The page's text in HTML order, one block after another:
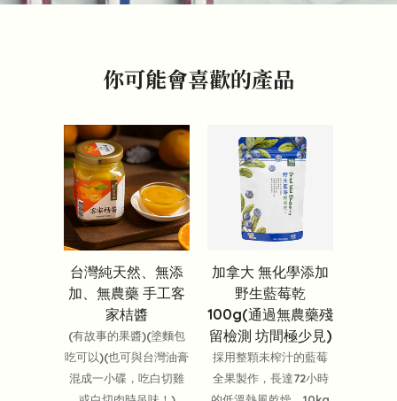
你可能會喜歡的產品
台灣純天然、無添
加、無農藥 手工客
家桔醬
(有故事的果醬)(塗麵包
吃可以)(也可與台灣油膏
混成一小碟，吃白切雞
加拿大 無化學添加
野生藍莓乾
100g(通過無農藥殘
留檢測 坊間極少見)
採用整顆未榨汁的藍莓
全果製作，長達72小時